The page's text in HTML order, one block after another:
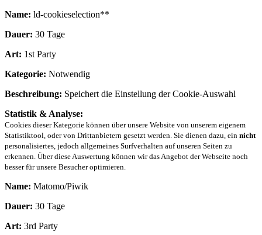
Name: ld-cookieselection**
Dauer: 30 Tage
Art: 1st Party
Kategorie: Notwendig
Beschreibung: Speichert die Einstellung der Cookie-Auswahl
Statistik & Analyse:
Cookies dieser Kategorie können über unsere Website von unserem eigenem
Statistiktool, oder von Drittanbietern gesetzt werden. Sie dienen dazu, ein nicht
personalisiertes, jedoch allgemeines Surfverhalten auf unseren Seiten zu
erkennen. Über diese Auswertung können wir das Angebot der Webseite noch
besser für unsere Besucher optimieren.
Name: Matomo/Piwik
Dauer: 30 Tage
Art: 3rd Party